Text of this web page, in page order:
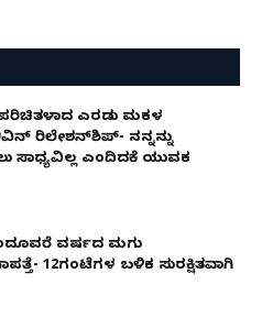
ಪರಿಚಿತಳಾದ ಎರಡು ಮಕ್ಕಳ
ರಿಲೇಶನ್​ಶಿಪ್- ನನ್ನನ್ನು
ಎಂದಿದಕ್ಕೆ ಯುವಕ
ವರ್ಷದ ಮಗು
12ಗಂಟೆಗಳ ಬಳಿಕ ಸುರಕ್ಷಿತವಾಗಿ